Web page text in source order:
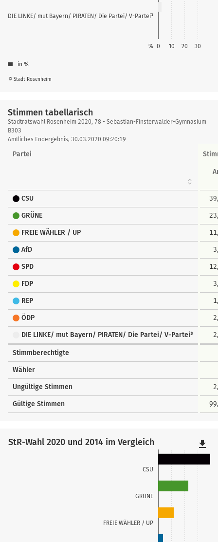
DIE LINKE/ mut Bayern/ PIRATEN/ Die Partei/ V-Partei³
0 10 20 30
%
© Stadt Rosenheim
in %
Stimmen tabellarisch
Stimmen
tabellarisch
Stadtratswahl Rosenheim 2020, 78 - Sebastian-Finsterwalder-Gymnasium
B303
Amtliches Endergebnis, 30.03.2020 09:20:19
Partei
CSU
GRÜNE
FREIE WÄHLER / UP
AfD
SPD
FDP
REP
ÖDP
DIE LINKE/ mut Bayern/ PIRATEN/ Die Partei/ V-Partei³
Stimmberechtigte
Wähler
Ungültige Stimmen
Gültige Stimmen
CSU
GRÜNE
FREIE WÄHLER / UP
StR-Wahl 2020 und 2014 im Vergleich file_download